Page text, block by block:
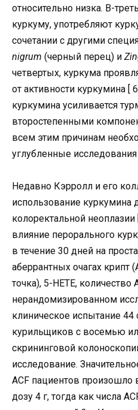
относительно низка. В-
куркуму, употребляют
сочетании с другими
nigrum (черный перец) и
четвертых, куркума
от активности куркумина [
куркумина усиливается
второстепенными
всем этим причинам
углубленные
Недавно Кэрролл и его
использование куркумина
колоректальной
влияние перорального
в течение 30 дней на
аберрантных очагах крипт
точка), 5-HETE,
нерандомизированном
клиническое испытание
курильщиков с восемью
скрининговой
исследование.
ACF пациентов произошло
дозу 4 г, тогда как числа